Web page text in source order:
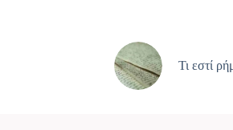
Τι εστί